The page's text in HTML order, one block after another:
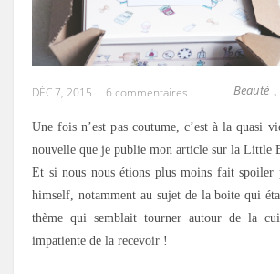
Beauté ,
DÉC 7, 2015 6 commentaires
Une fois n’est pas coutume, c’est à la quasi
nouvelle que je publie mon article sur la Little
Et si nous nous étions plus moins fait
himself, notamment au sujet de la boite qui
thème qui semblait tourner autour de la
impatiente de la recevoir !